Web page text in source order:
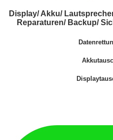
Display/ Akku/
Reparaturen/ Backup/